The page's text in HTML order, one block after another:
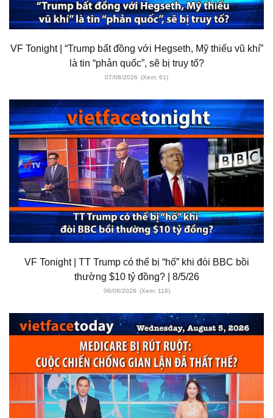
VF Tonight | “Trump bất đồng với Hegseth, Mỹ thiếu vũ khí”
là tin “phản quốc”, sẽ bị truy tố?
07/08/2026 (Xem: 61)
VF Tonight | TT Trump có thể bị “hố” khi đòi BBC bồi
thường $10 tỷ đồng? | 8/5/26
06/08/2026 (Xem: 116)